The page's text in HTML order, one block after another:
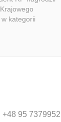
kategorii
+48 95